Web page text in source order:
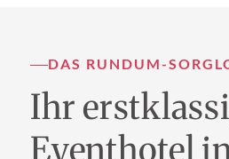
DAS RUNDUM-
Ihr
Eventhotel